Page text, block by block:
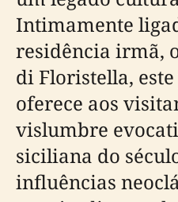
Intimamente
residência irmã,
di Floristella,
oferece aos
vislumbre
siciliana do
influências